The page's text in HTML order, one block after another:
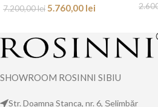
7.200,00lei 5.760,00 lei
SHOWROOM ROSINNI SIBIU
Str. Doamna Stanca, nr. 6, Șelimbăr